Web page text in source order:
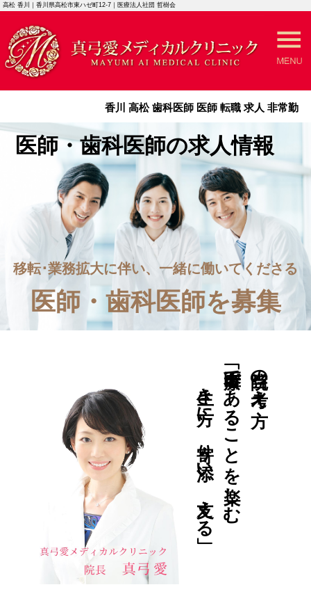
高松 香川｜香川県高松市東ハゼ町12-7｜医療法人社団 哲樹会
香川 高松 歯科医師 医師 転職 求人 非常勤
医師・歯科医師の求人情報
移転･業務拡大に伴い、一緒に働いてくださる
医師・歯科医師を募集
当院の考え方
「医療者であることを楽しむ
生き方に、寄り添い、支える」